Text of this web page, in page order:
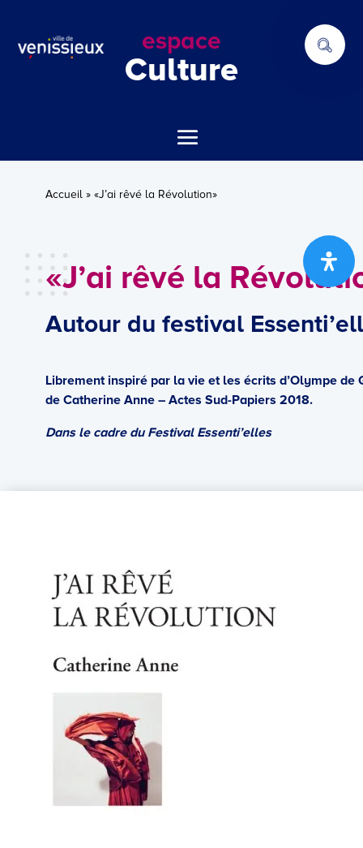
espace
Culture
Accueil »«J’ai rêvé la Révolution»
«J’ai rêvé la
Autour du festival
Librement inspiré par la vie et les écrits d’Olympe de
de Catherine Anne – Actes Sud-Papiers 2018.
Dans le cadre du Festival Essenti’elles